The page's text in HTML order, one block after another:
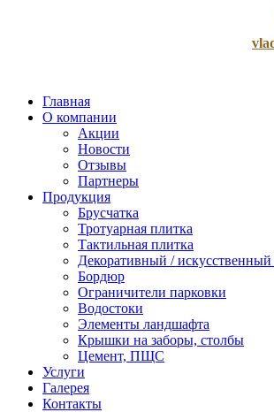
Главная
О компании
Акции
Новости
Отзывы
Партнеры
Продукция
Брусчатка
Тротуарная плитка
Тактильная плитка
Декоративный / искусственный
Бордюр
Ограничители парковки
Водостоки
Элементы ландшафта
Крышки на заборы, столбы
Цемент, ПЩС
Услуги
Галерея
Контакты